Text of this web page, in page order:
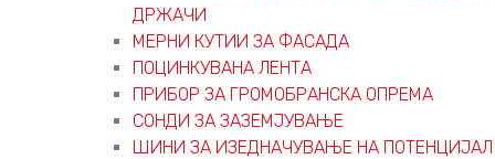
ДРЖАЧИ
МЕРНИ КУТИИ ЗА ФАСАДА
ПОЦИНКУВАНА ЛЕНТА
ПРИБОР ЗА ГРОМОБРАНСКА ОПРЕМА
СОНДИ ЗА ЗАЗЕМЈУВАЊЕ
ШИНИ ЗА ИЗЕДНАЧУВАЊЕ НА ПОТЕНЦИЈАЛ